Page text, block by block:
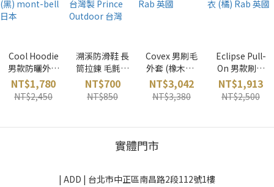
Cool Hoodie
男款防曬外套
(黑) mont-
bell 日本
NT$1,780
NT$2,450
溯溪防滑鞋 長
筒拉鍊 毛氈底
黑 台灣製
Prince
Outdoor 台灣
NT$700
NT$850
Covex 男刷毛
外套 (橡木棕)
Rab 英國
NT$3,042
NT$3,380
Eclipse Pull-
On 男款刷毛
中層衣 (橘)
Rab 英國
NT$1,913
NT$2,500
實體門市
| ADD | 台北市中正區南昌路2段112號1樓